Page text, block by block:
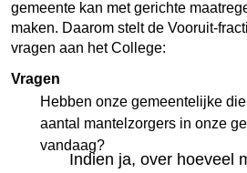
gemeente kan met gerichte
maken. Daarom stelt de Vooruit-
vragen aan het College:
Vragen
Hebben onze gemeentelijke
aantal mantelzorgers in onze
vandaag?
Indien ja, over hoeveel